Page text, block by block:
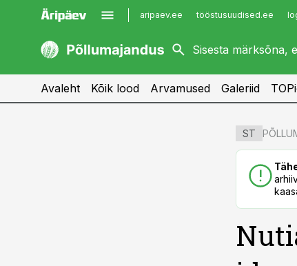
aripaev.ee tööstusuudised.ee
kaubandus.ee
kinnisvarauudised.ee
imelineajalugu.ee
Avaleht Kõik lood Arvamused Galeriid
ST